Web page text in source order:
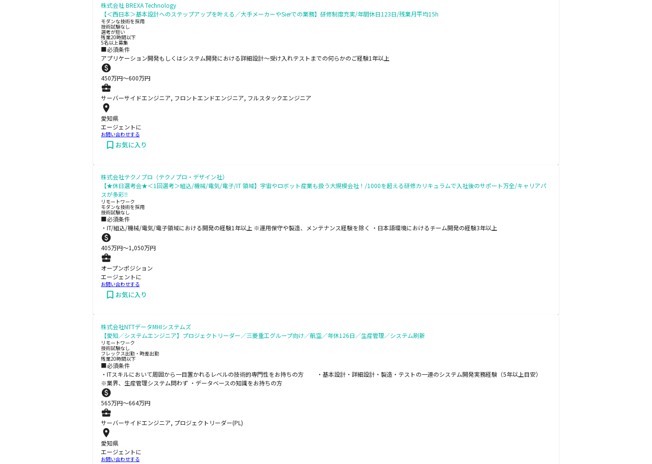
株式会社 BREXA Technology
【＜西日本＞基本設計へのステップアップを叶える／大手メーカーやSierでの業務】研修制度充実/年間休日123日/残業月平均15h
モダンな技術を採用
技術試験なし
選考が短い
残業20時間以下
5名以上募集
■必須条件
アプリケーション開発もしくはシステム開発における詳細設計～受け入れテストまでの何らかのご経験1年以上
450万円〜600万円
サーバーサイドエンジニア, フロントエンドエンジニア, フルスタックエンジニア
愛知県
エージェントに
お問い合わせする
お気に入り
株式会社テクノプロ（テクノプロ・デザイン社）
【★休日選考会★＜1回選考＞組込/機械/電気/電子/IT 領域】宇宙やロボット産業も扱う大規模会社！/1000を超える研修カリキュラムで入社後のサポート万全/キャリアパ
スが多彩‼
リモートワーク
モダンな技術を採用
技術試験なし
■必須条件
・IT/組込/機械/電気/電子領域における開発の経験1年以上 ※運用保守や製造、メンテナンス経験を除く ・日本語環境におけるチーム開発の経験3年以上
405万円〜1,050万円
オープンポジション
エージェントに
お問い合わせする
お気に入り
株式会社NTTデータMHIシステムズ
【愛知／システムエンジニア】プロジェクトリーダー／三菱重工グループ向け／航空／年休126日／生産管理／システム刷新
リモートワーク
技術試験なし
フレックス出勤・時差出勤
残業20時間以下
■必須条件
・ITスキルにおいて周囲から一目置かれるレベルの技術的専門性をお持ちの方 ・基本設計・詳細設計・製造・テストの一連のシステム開発実務経験（5年以上目安）
※業界、生産管理システム問わず ・データベースの知識をお持ちの方
565万円〜664万円
サーバーサイドエンジニア, プロジェクトリーダー(PL)
愛知県
エージェントに
お問い合わせする